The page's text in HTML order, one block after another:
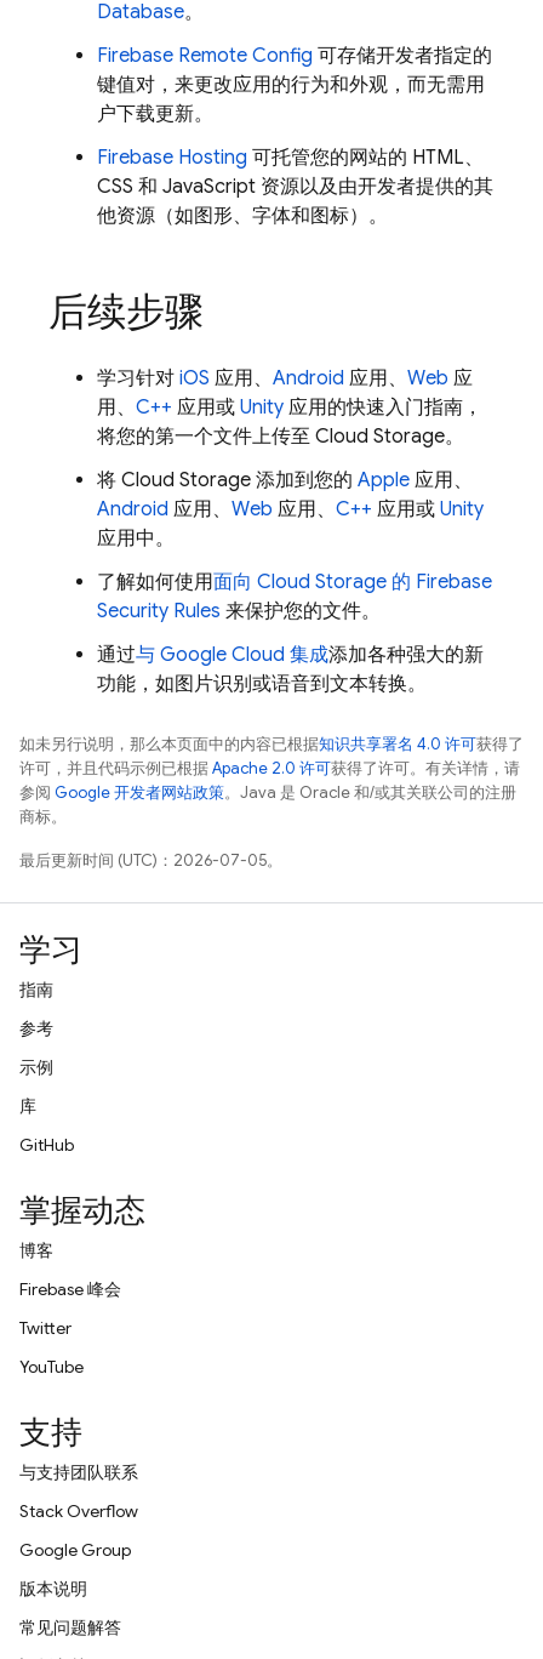
Database。
Firebase Remote Config 可存储开发者指定的
键值对，来更改应用的行为和外观，而无需用
户下载更新。
Firebase Hosting 可托管您的网站的 HTML、
CSS 和 JavaScript 资源以及由开发者提供的其
他资源（如图形、字体和图标）。
后续步骤
学习针对 iOS 应用、 Android 应用、 Web 应
用、 C++ 应用或 Unity 应用的快速入门指南，
将您的第一个文件上传至 Cloud Storage。
将 Cloud Storage 添加到您的 Apple 应用、
Android 应用、 Web 应用、 C++ 应用或 Unity
应用中。
了解如何使用面向 Cloud Storage 的 Firebase
Security Rules 来保护您的文件。
通过与 Google Cloud 集成添加各种强大的新
功能，如图片识别或语音到文本转换。
如未另行说明，那么本页面中的内容已根据知识共享署名 4.0 许可获得了
许可，并且代码示例已根据Apache 2.0 许可获得了许可。有关详情，请
参阅 Google 开发者网站政策。Java 是 Oracle 和/或其关联公司的注册
商标。
最后更新时间 (UTC)：2026-07-05。
学习
指南
参考
示例
库
GitHub
掌握动态
博客
Firebase 峰会
Twitter
YouTube
支持
与支持团队联系
Stack Overflow
Google Group
版本说明
常见问题解答